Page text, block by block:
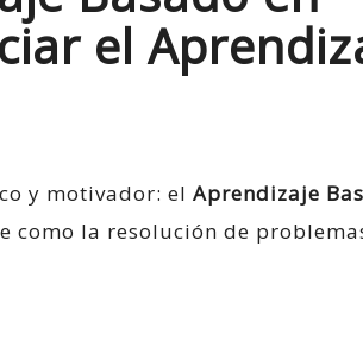
el
y motivador: el Aprendizaje
como la resolución de